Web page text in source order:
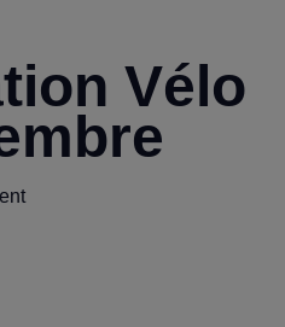
Vélo